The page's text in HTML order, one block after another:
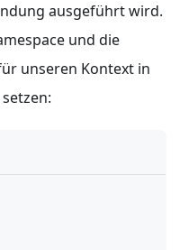
ausgeführt wird.
und die
unseren Kontext in